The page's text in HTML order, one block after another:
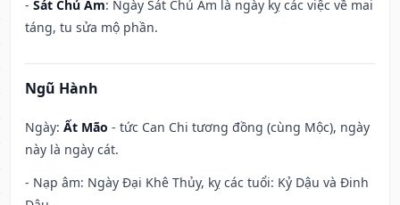
- Sát Chủ Âm: Ngày Sát Chủ Âm là ngày kỵ các việc về mai
táng, tu sửa mộ phần.
Ngũ Hành
Ngày: Ất Mão - tức Can Chi tương đồng (cùng Mộc), ngày
này là ngày cát.
- Nạp âm: Ngày Đại Khê Thủy, kỵ các tuổi: Kỷ Dậu và Đinh